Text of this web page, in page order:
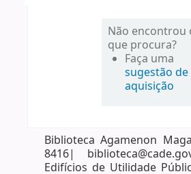
Não encontrou
que procura?
Faça uma
sugestão de
aquisição
Biblioteca Agamenon
8416|
Edifícios de Utilidade